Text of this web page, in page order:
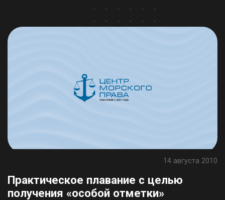
14 августа 2010
Практическое плавание с целью
получения «особой отметки»